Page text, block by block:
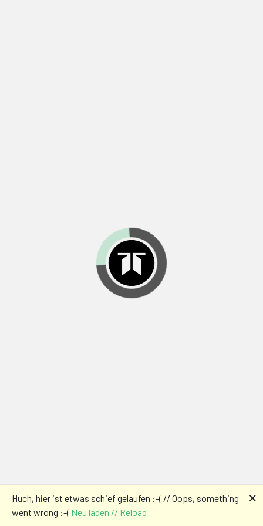
Huch, hier ist etwas schief gelaufen :-( // Oops, something
went wrong :-( Neu laden // Reload
🗙